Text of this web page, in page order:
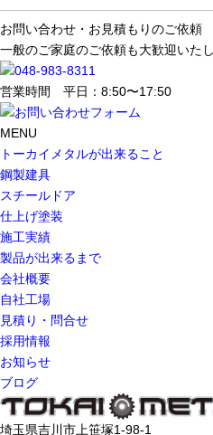
お問い合わせ・ お見積もりのご依頼
一般のご家庭のご依頼も大歓迎いた
営業時間 平日：8:50〜17:50
MENU
トーカイメタルが出来ること
鋼製建具
スチールドア
仕上げ塗装
施工実績
製品が出来るまで
会社概要
自社工場
見積り・問合せ
採用情報
お知らせ
ブログ
埼玉県吉川市上笹塚1-98-1